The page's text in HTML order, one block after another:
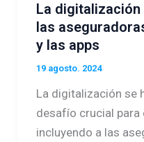
La digitalización
las
y las apps
19 agosto. 2024
La digitalización se
desafío crucial
incluyendo a las